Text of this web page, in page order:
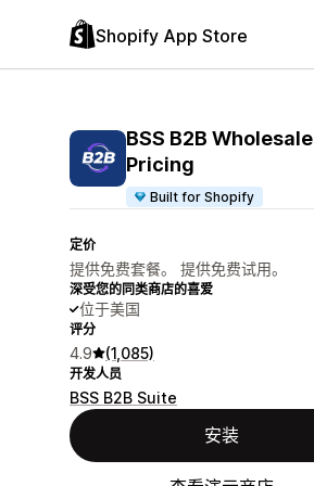
Shopify App Store
BSS B2B Wholesale
Pricing
Built for Shopify
定价
提供免费套餐。 提供免费试用。
深受您的同类商店的喜爱
位于美国
评分
4.9 (1,085)
开发人员
BSS B2B Suite
安装